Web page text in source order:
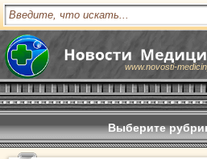
www.novosti-
Выберите